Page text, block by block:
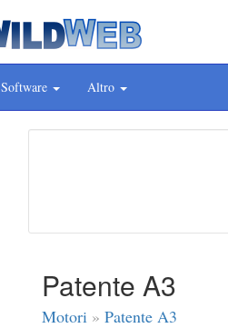
Software Altro
Patente A3
Motori » Patente A3